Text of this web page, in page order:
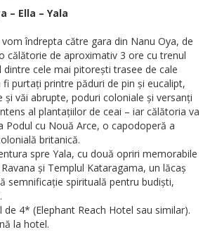
– Ella – Yala
îndrepta către gara din Nanu Oya, de
călătorie de aproximativ 3 ore cu trenul
dintre cele mai pitorești trasee de cale
purtați printre păduri de pin și eucalipt,
și văi abrupte, poduri coloniale și versanți
al plantațiilor de ceai – iar călătoria va
Podul cu Nouă Arce, o capodoperă a
britanică.
spre Yala, cu două opriri memorabile
și Templul Kataragama, un lăcaș
semnificație spirituală pentru budiști,
de 4* (Elephant Reach Hotel sau similar).
la hotel.